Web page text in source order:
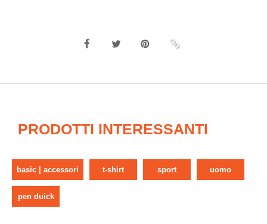
PRODOTTI INTERESSANTI
basic | accessori t-shirt sport uomo
pen duick